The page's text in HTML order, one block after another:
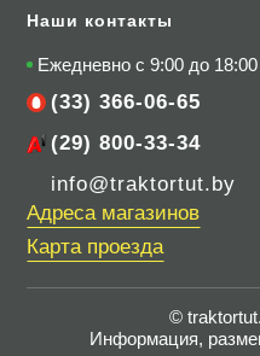
Наши контакты
Ежедневно с 9:00 до 18:00
(33) 366-06-65
(29) 800-33-34
info@traktortut.by
Адреса магазинов
Карта проезда
©
Информация,